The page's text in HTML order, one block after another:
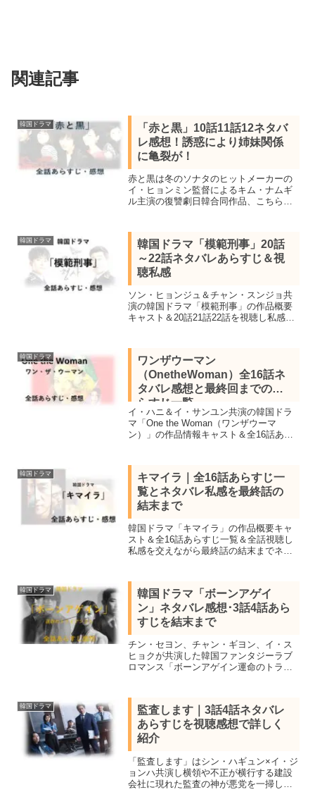
関連記事
韓国ドラマ
「赤と黒」10話11話12ネタバ
レ感想！誘惑により姉妹関係
に亀裂が！
赤と黒は冬のソナタのヒットメーカーの
イ・ヒョンミン監督によるキム・ナムギ
ル主演の復讐劇日韓合同作品、こちらの
じを感想を交え詳しく紹介します。
韓国ドラマ
韓国ドラマ「模範刑事」20話
～22話ネタバレあらすじ＆視
聴私感
ソン・ヒョンジュ＆チャン・スンジョ共
演の韓国ドラマ「模範刑事」の作品概要
キャスト＆20話21話22話を視聴し私感を
み真実を暴く。
韓国ドラマ
ワンザウーマン
（OnetheWoman）全16話ネ
タバレ感想と最終回までのあ
らすじ一覧
イ・ハニ＆イ・サンユン共演の韓国ドラ
マ「One the Woman（ワンザウーマ
ン）」の作品情報キャスト＆全16話あら
事と財閥一家の嫁一人二役、破天荒な女
の活躍に注目！
韓国ドラマ
キマイラ｜全16話あらすじ一
覧とネタバレ私感を最終話の
結末まで
韓国ドラマ「キマイラ」の作品概要キャ
スト＆全16話あらすじ一覧＆全話視聴し
私感を交えながら最終話の結末までネタ
キャストでおくる本格クライムサスペン
ス
韓国ドラマ
韓国ドラマ「ボーンアゲイ
ン」ネタバレ感想･3話4話あら
すじを結末まで
チン・セヨン、チャン・ギヨン、イ・ス
ヒョクが共演した韓国ファンタジーラブ
ロマンス「ボーンアゲイン運命のトライ
紹介。生まれ変わり再び出会う３人の男
女を1人2役で熱演
韓国ドラマ
監査します｜3話4話ネタバレ
あらすじを視聴感想で詳しく
紹介
「監査します」はシン・ハギュン×イ・ジ
ョンハ共演し横領や不正が横行する建設
会社に現れた監査の神が悪党を一掃して